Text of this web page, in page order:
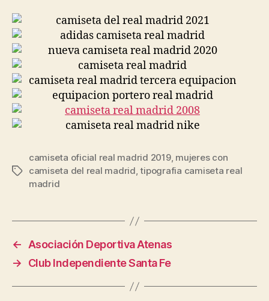
Etiquetas
camiseta oficial real madrid 2019, mujeres con
camiseta del real madrid,tipografia camiseta real
madrid
←
Asociación Deportiva Atenas
→
Club Independiente Santa Fe